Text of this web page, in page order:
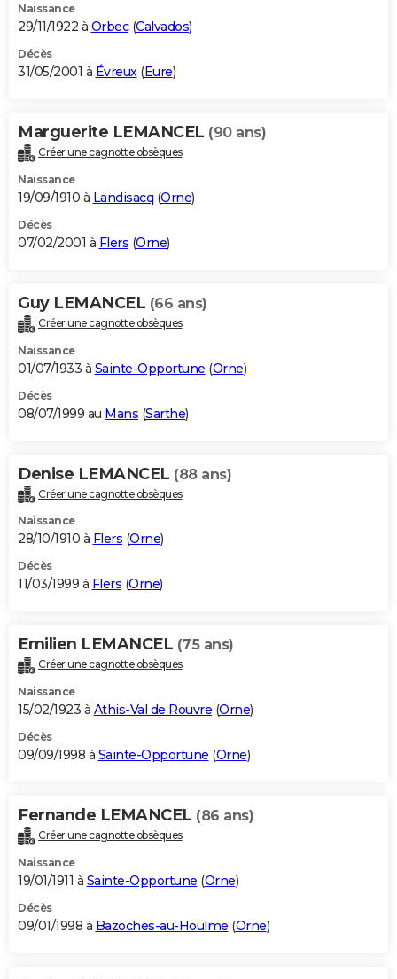
Naissance
29/11/1922 à Orbec(Calvados)
Décès
31/05/2001 à Évreux(Eure)
Marguerite LEMANCEL (90 ans)
Créer une cagnotte obsèques
Naissance
19/09/1910 à Landisacq (Orne)
Décès
07/02/2001 à Flers (Orne)
Guy LEMANCEL (66 ans)
Créer une cagnotte obsèques
Naissance
01/07/1933 à Sainte-Opportune (Orne)
Décès
08/07/1999 au Mans (Sarthe)
Denise LEMANCEL (88 ans)
Créer une cagnotte obsèques
Naissance
28/10/1910 à Flers (Orne)
Décès
11/03/1999 à Flers (Orne)
Emilien LEMANCEL (75 ans)
Créer une cagnotte obsèques
Naissance
15/02/1923 à Athis-Val de Rouvre (Orne)
Décès
09/09/1998 à Sainte-Opportune (Orne)
Fernande LEMANCEL (86 ans)
Créer une cagnotte obsèques
Naissance
19/01/1911 à Sainte-Opportune (Orne)
Décès
09/01/1998 à Bazoches-au-Houlme (Orne)